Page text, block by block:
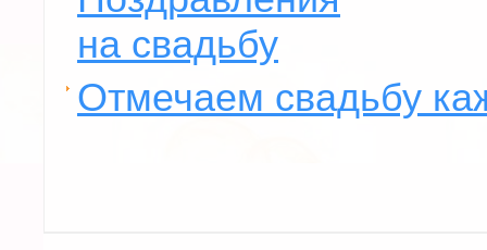
на свадьбу
Отмечаем свадьбу